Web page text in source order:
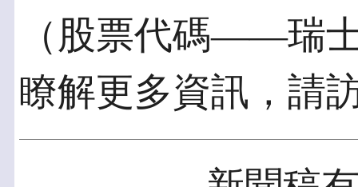
（股票代碼——瑞
瞭解更多資訊，請